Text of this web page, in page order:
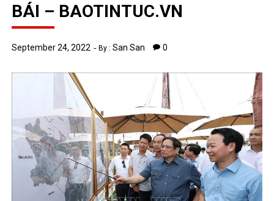
BÁI – BAOTINTUC.VN
September 24, 2022 By :San San 0